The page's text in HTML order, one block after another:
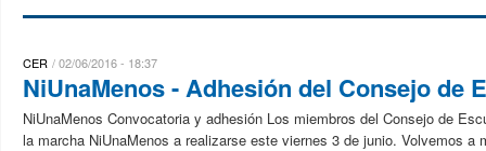
CER 02/06/2016 - 18:37
NiUnaMenos - Adhesión del Consejo de
NiUnaMenos Convocatoria y adhesión Los miembros del Consejo de
la marcha NiUnaMenos a realizarse este viernes 3 de junio. Volvemos a